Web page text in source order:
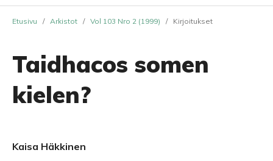
Etusivu / Arkistot / Vol 103 Nro 2 (1999) / Kirjoitukset
Taidhacos somen
kielen?
Kaisa Häkkinen